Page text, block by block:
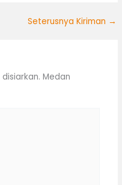
Seterusnya Kiriman →
Medan